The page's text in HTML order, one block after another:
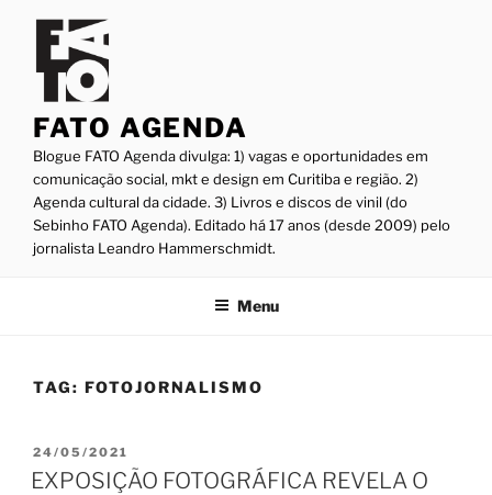
conteúdo
FATO AGENDA
Blogue FATO Agenda divulga: 1) vagas e oportunidades em
comunicação social, mkt e design em Curitiba e região. 2)
Agenda cultural da cidade. 3) Livros e discos de vinil (do
Sebinho FATO Agenda). Editado há 17 anos (desde 2009) pelo
jornalista Leandro Hammerschmidt.
Menu
TAG: FOTOJORNALISMO
PUBLICADO
EM
24/05/2021
EXPOSIÇÃO FOTOGRÁFICA REVELA O